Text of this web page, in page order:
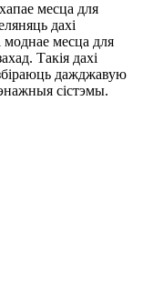
месца для
дахі
месца для
Такія дахі
дажджавую
сістэмы.